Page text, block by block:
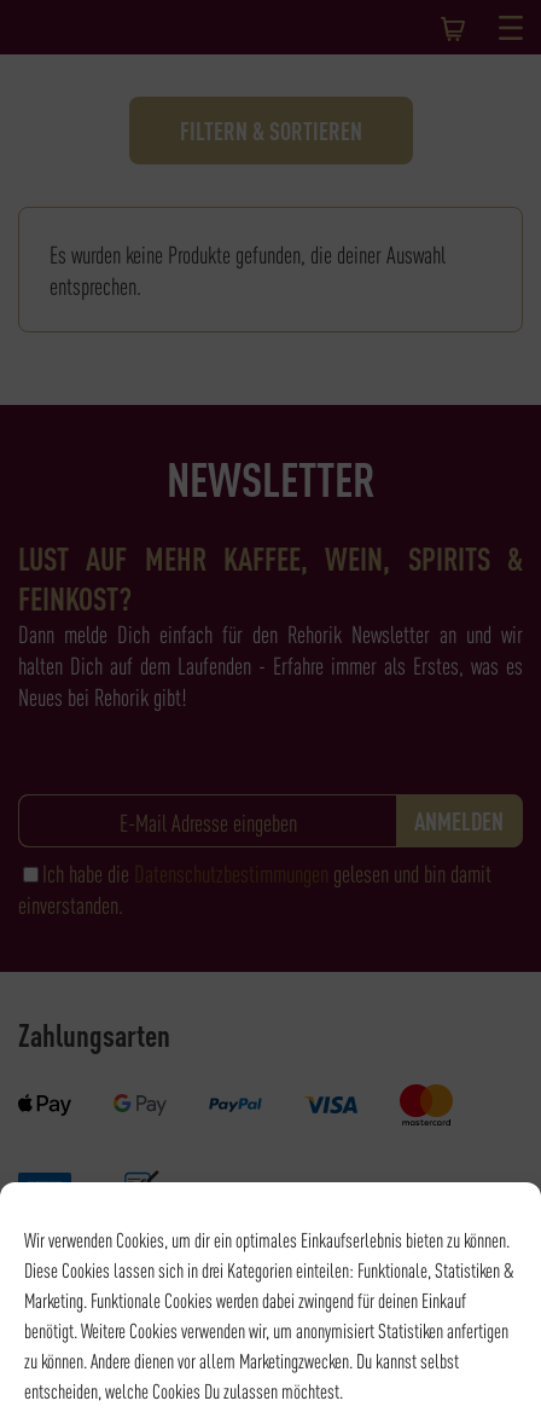
Wir verwenden Cookies, um dir ein optimales Einkaufserlebnis bieten zu können.
Diese Cookies lassen sich in drei Kategorien einteilen: Funktionale, Statistiken &
Marketing. Funktionale Cookies werden dabei zwingend für deinen Einkauf
benötigt. Weitere Cookies verwenden wir, um anonymisiert Statistiken anfertigen
zu können. Andere dienen vor allem Marketingzwecken. Du kannst selbst
entscheiden, welche Cookies Du zulassen möchtest.
FILTERN & SORTIEREN
Es wurden keine Produkte gefunden, die deiner Auswahl
entsprechen.
NEWSLETTER
LUST AUF MEHR KAFFEE, WEIN, SPIRITS &
FEINKOST?
Dann melde Dich einfach für den Rehorik Newsletter an und wir
halten Dich auf dem Laufenden - Erfahre immer als Erstes, was es
Neues bei Rehorik gibt!
Ich habe die Datenschutzbestimmungen gelesen und bin damit
einverstanden.
Zahlungsarten
Versandpartner
Versandkosten DHL: 6,5 €